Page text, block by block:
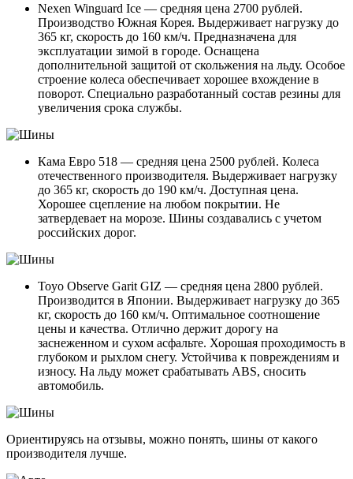
Nexen Winguard Ice — средняя цена 2700 рублей.
Производство Южная Корея. Выдерживает нагрузку до
365 кг, скорость до 160 км/ч. Предназначена для
эксплуатации зимой в городе. Оснащена
дополнительной защитой от скольжения на льду. Особое
строение колеса обеспечивает хорошее вхождение в
поворот. Специально разработанный состав резины для
увеличения срока службы.
Кама Евро 518 — средняя цена 2500 рублей. Колеса
отечественного производителя. Выдерживает нагрузку
до 365 кг, скорость до 190 км/ч. Доступная цена.
Хорошее сцепление на любом покрытии. Не
затвердевает на морозе. Шины создавались с учетом
российских дорог.
Toyo Observe Garit GIZ — средняя цена 2800 рублей.
Производится в Японии. Выдерживает нагрузку до 365
кг, скорость до 160 км/ч. Оптимальное соотношение
цены и качества. Отлично держит дорогу на
заснеженном и сухом асфальте. Хорошая проходимость в
глубоком и рыхлом снегу. Устойчива к повреждениям и
износу. На льду может срабатывать АВS, сносить
автомобиль.
Ориентируясь на отзывы, можно понять, шины от какого
производителя лучше.